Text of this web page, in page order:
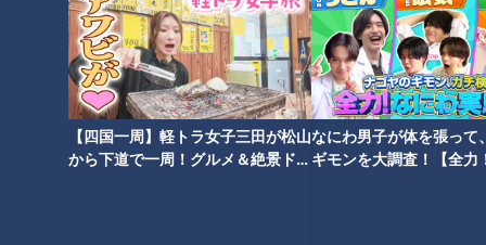
【四国一周】軽トラ女子三田が松山
から下道で一周！グルメ＆絶景ドラ
なにわ男子が体を張って
ギモンを大調査！【全力
い。何やっても疲れない。潰れない。じゃあ、なぜ、そのスタ
ミナが、ピッチングに活きないんだと。あいつに何かを教えた
というより、そこからやったね」
投手の基本であり、昨今、議論されがちなランニングの量と
質。しかし、それが投げるスタミナとなり、まさに、今季の完